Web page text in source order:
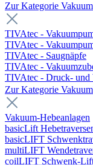
Zur Kategorie
TIVAtec -
TIVAtec -
TIVAtec - Saugnäpfe
TIVAtec -
TIVAtec - Druck- und
Zur Kategorie
Vakuum-Hebeanlagen
basicLift
basicLIFT
multiLIFT
coilLIFT Schwenk-